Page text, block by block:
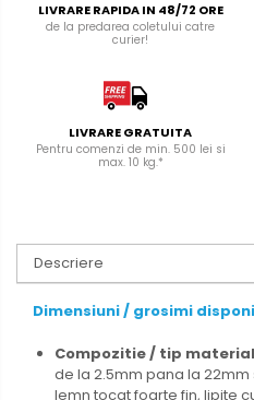
LIVRARE RAPIDA IN 48/72 ORE
de la predarea coletului catre
curier!
LIVRARE GRATUITA
Pentru comenzi de min. 500 lei si
max. 10 kg.*
Descriere
Dimensiuni / grosimi
Compozitie / tip material
de la 2.5mm pana la
lemn tocat foarte fin, lipite